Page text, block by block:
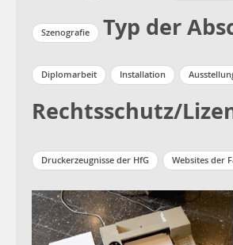
Szenografie Typ der
Diplomarbeit Installation
Rechtsschutz/
Druckerzeugnisse der HfG Websites der